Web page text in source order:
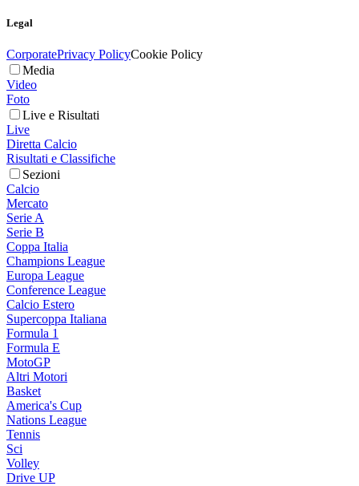
Legal
CorporatePrivacy PolicyCookie Policy
Media
Video
Foto
Live e Risultati
Live
Diretta Calcio
Risultati e Classifiche
Sezioni
Calcio
Mercato
Serie A
Serie B
Coppa Italia
Champions League
Europa League
Conference League
Calcio Estero
Supercoppa Italiana
Formula 1
Formula E
MotoGP
Altri Motori
Basket
America's Cup
Nations League
Tennis
Sci
Volley
Drive UP